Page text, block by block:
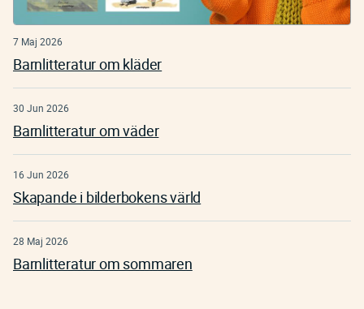
7 Maj 2026
Barnlitteratur om kläder
30 Jun 2026
Barnlitteratur om väder
16 Jun 2026
Skapande i bilderbokens värld
28 Maj 2026
Barnlitteratur om sommaren